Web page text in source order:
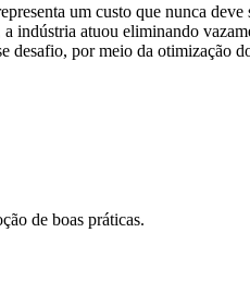
um custo que nunca deve
indústria atuou eliminando
desafio, por meio da otimização
de boas práticas.